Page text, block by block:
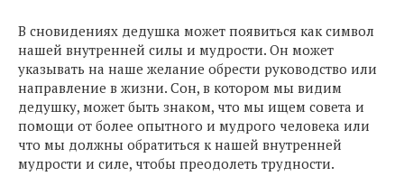
В сновидениях дедушка может появиться как символ
нашей внутренней силы и мудрости. Он может
указывать на наше желание обрести руководство или
направление в жизни. Сон, в котором мы видим
дедушку, может быть знаком, что мы ищем совета и
помощи от более опытного и мудрого человека или
что мы должны обратиться к нашей внутренней
мудрости и силе, чтобы преодолеть трудности.